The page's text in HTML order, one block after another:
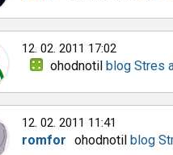
12. 02. 2011 17:02
ohodnotilblog Stres
12. 02. 2011 11:41
romfor ohodnotilblog